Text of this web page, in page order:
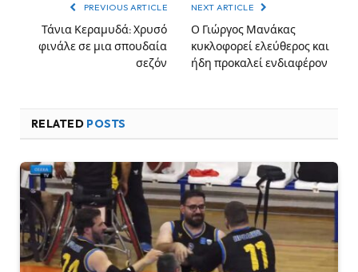
PREVIOUS ARTICLE
Τάνια Κεραμυδά: Χρυσό
φινάλε σε μια σπουδαία
σεζόν
NEXT ARTICLE
Ο Γιώργος Μανάκας
κυκλοφορεί ελεύθερος και
ήδη προκαλεί ενδιαφέρον
RELATED POSTS